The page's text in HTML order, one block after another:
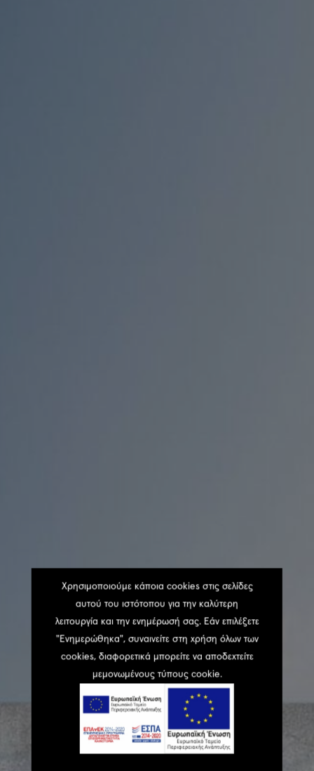
Χρησιμοποιούμε κάποια cookies στις σελίδες
αυτού του ιστότοπου για την καλύτερη
λειτουργία και την ενημέρωσή σας. Εάν επιλέξετε
"Ενημερώθηκα", συναινείτε στη χρήση όλων των
cookies, διαφορετικά μπορείτε να αποδεχτείτε
μεμονωμένους τύπους cookie.